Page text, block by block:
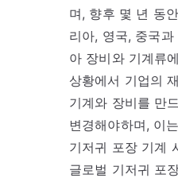
며, 향후 몇 년 동
리아, 영국, 중국
아 장비와 기계류
상황에서 기업의
기계와 장비를 만
변경해야하며, 이
기저귀 포장 기계
글로벌 기저귀 포